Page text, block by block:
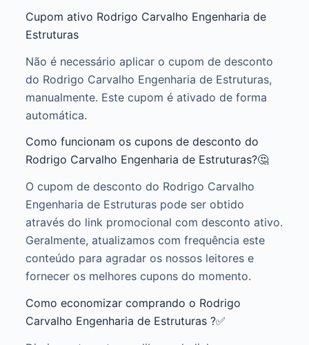
Cupom ativo Rodrigo Carvalho Engenharia de
Estruturas
Não é necessário aplicar o cupom de desconto
do Rodrigo Carvalho Engenharia de Estruturas,
manualmente. Este cupom é ativado de forma
automática.
Como funcionam os cupons de desconto do
Rodrigo Carvalho Engenharia de Estruturas?🤔
O cupom de desconto do Rodrigo Carvalho
Engenharia de Estruturas pode ser obtido
através do link promocional com desconto ativo.
Geralmente, atualizamos com frequência este
conteúdo para agradar os nossos leitores e
fornecer os melhores cupons do momento.
Como economizar comprando o Rodrigo
Carvalho Engenharia de Estruturas ?✅